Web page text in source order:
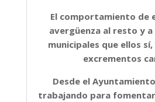
El comportamiento de
avergüenza al resto y
municipales que ellos
excrementos
Desde el
trabajando para